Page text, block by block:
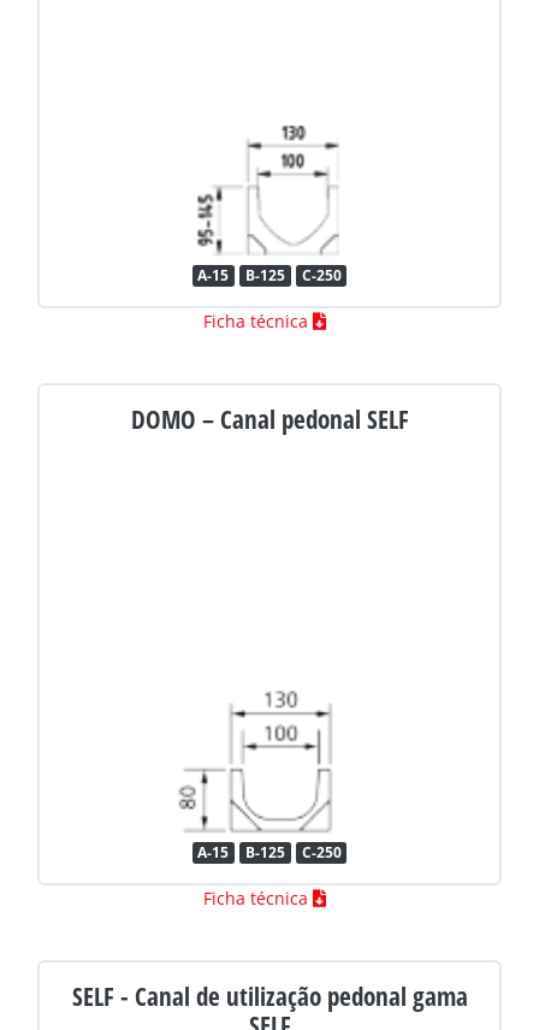
A-15 B-125 C-250
Ficha técnica
DOMO – Canal pedonal SELF
A-15 B-125 C-250
Ficha técnica
SELF - Canal de utilização pedonal gama